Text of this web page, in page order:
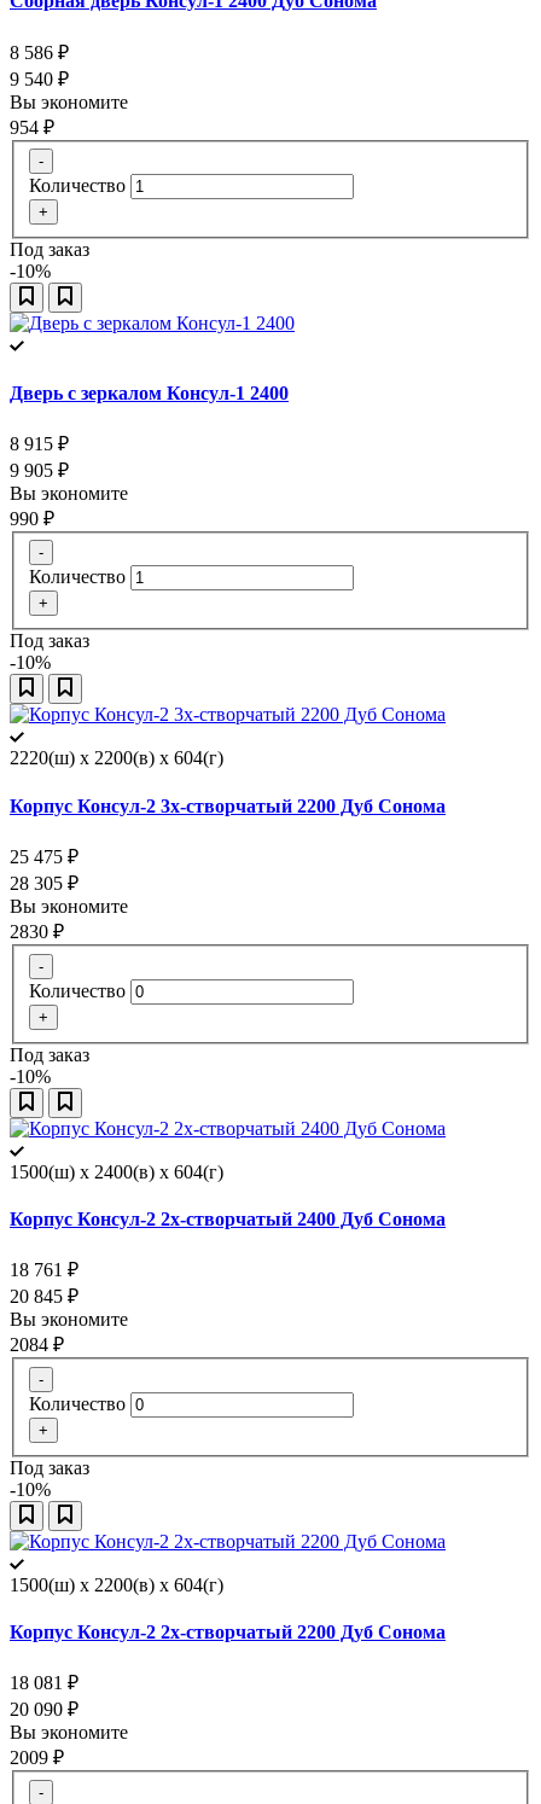
8 586 ₽
9 540 ₽
Вы экономите
954 ₽
-
Количество
+
Под заказ
-10%
Дверь с зеркалом Консул-1 2400
8 915 ₽
9 905 ₽
Вы экономите
990 ₽
-
Количество
+
Под заказ
-10%
2220(ш) x 2200(в) x 604(г)
Корпус Консул-2 3х-створчатый 2200 Дуб Сонома
25 475 ₽
28 305 ₽
Вы экономите
2830 ₽
-
Количество
+
Под заказ
-10%
1500(ш) x 2400(в) x 604(г)
Корпус Консул-2 2х-створчатый 2400 Дуб Сонома
18 761 ₽
20 845 ₽
Вы экономите
2084 ₽
-
Количество
+
Под заказ
-10%
1500(ш) x 2200(в) x 604(г)
Корпус Консул-2 2х-створчатый 2200 Дуб Сонома
18 081 ₽
20 090 ₽
Вы экономите
2009 ₽
-